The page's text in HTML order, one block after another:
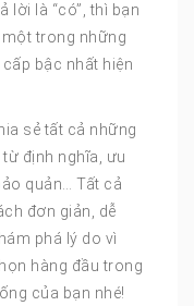
lời là “có”, thì bạn
trong những
bậc nhất hiện
sẻ tất cả những
định nghĩa, ưu
quản… Tất cả
đơn giản, dễ
phá lý do vì
hàng đầu trong
của bạn nhé!